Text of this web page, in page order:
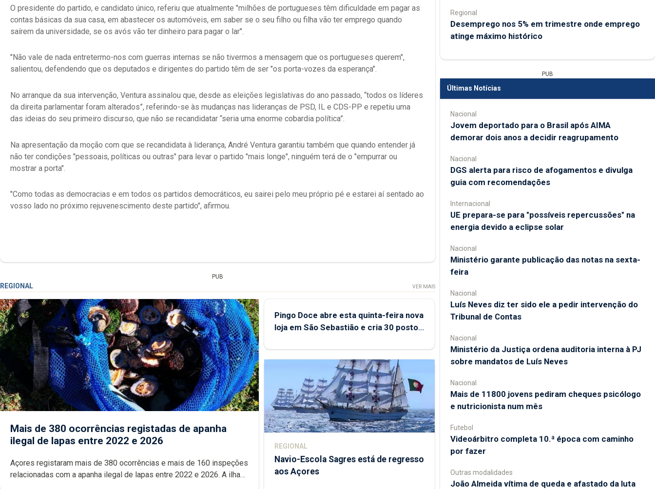
O presidente do partido, e candidato único, referiu que atualmente "milhões de portugueses têm dificuldade em pagar as
contas básicas da sua casa, em abastecer os automóveis, em saber se o seu filho ou filha vão ter emprego quando
saírem da universidade, se os avós vão ter dinheiro para pagar o lar".
"Não vale de nada entretermo-nos com guerras internas se não tivermos a mensagem que os portugueses querem",
salientou, defendendo que os deputados e dirigentes do partido têm de ser "os porta-vozes da esperança".
No arranque da sua intervenção, Ventura assinalou que, desde as eleições legislativas do ano passado, “todos os líderes
da direita parlamentar foram alterados”, referindo-se às mudanças nas lideranças de PSD, IL e CDS-PP e repetiu uma
das ideias do seu primeiro discurso, que não se recandidatar “seria uma enorme cobardia política”.
Na apresentação da moção com que se recandidata à liderança, André Ventura garantiu também que quando entender já
não ter condições "pessoais, políticas ou outras" para levar o partido "mais longe", ninguém terá de o "empurrar ou
mostrar a porta".
"Como todas as democracias e em todos os partidos democráticos, eu sairei pelo meu próprio pé e estarei aí sentado ao
vosso lado no próximo rejuvenescimento deste partido", afirmou.
PUB
REGIONAL VER MAIS
Mais de 380 ocorrências registadas de apanha
ilegal de lapas entre 2022 e 2026
Açores registaram mais de 380 ocorrências e mais de 160 inspeções
relacionadas com a apanha ilegal de lapas entre 2022 e 2026. A ilha
Pingo Doce abre esta quinta-feira nova
loja em São Sebastião e cria 30 postos
REGIONAL
Navio-Escola Sagres está de regresso
aos Açores
Regional
Desemprego nos 5% em trimestre onde emprego
atinge máximo histórico
PUB
Últimas Notícias
Nacional
Jovem deportado para o Brasil após AIMA
demorar dois anos a decidir reagrupamento
Nacional
DGS alerta para risco de afogamentos e divulga
guia com recomendações
Internacional
UE prepara-se para "possíveis repercussões" na
energia devido a eclipse solar
Nacional
Ministério garante publicação das notas na sexta-
feira
Nacional
Luís Neves diz ter sido ele a pedir intervenção do
Tribunal de Contas
Nacional
Ministério da Justiça ordena auditoria interna à PJ
sobre mandatos de Luís Neves
Nacional
Mais de 11800 jovens pediram cheques psicólogo
e nutricionista num mês
Futebol
Videoárbitro completa 10.ª época com caminho
por fazer
Outras modalidades
João Almeida vítima de queda e afastado da luta